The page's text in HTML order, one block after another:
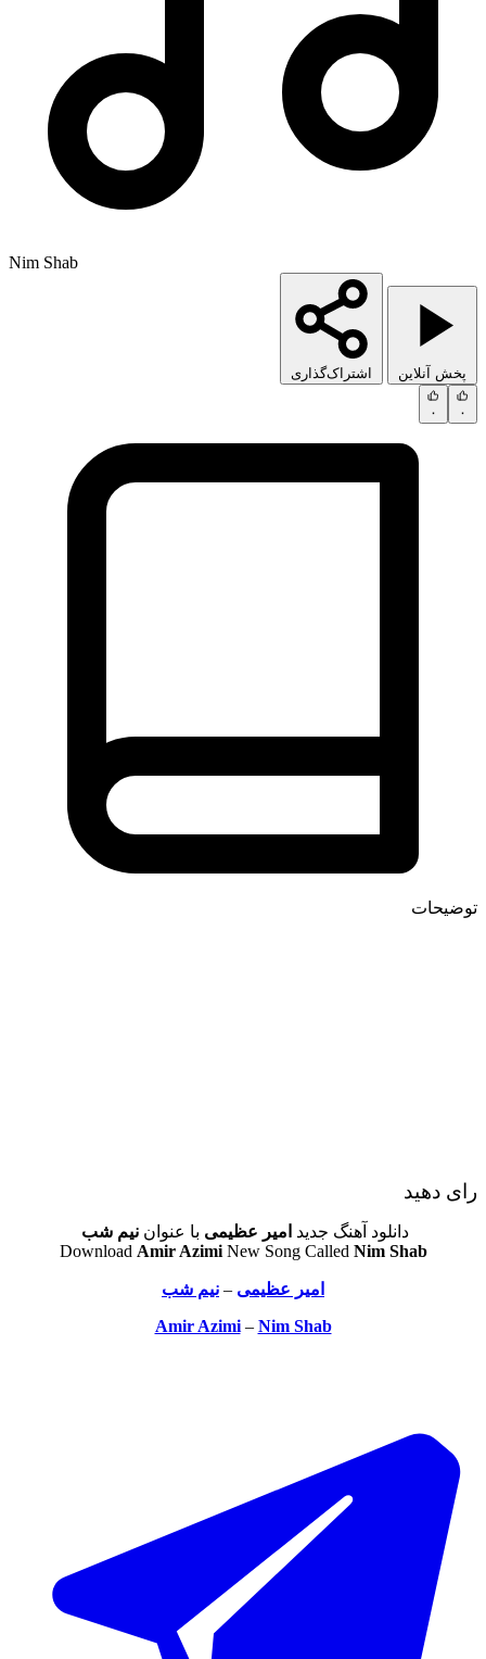
Nim Shab
پخش آنلاین اشتراک‌گذاری
۰ ۰
توضیحات
رای دهید
دانلود آهنگ جدید امیر عظیمی با عنوان نیم شب
Download Amir AzimiNew Song Called Nim Shab
امیر عظیمی – نیم شب
Amir Azimi– Nim Shab